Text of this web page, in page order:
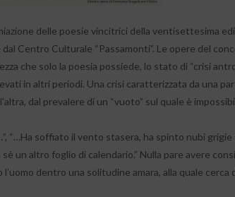
delle poesie vincitrici della ventisettesima
Centro Culturale “Passamonti”. Le opere del
che solo la poesia possiede, lo stato di “crisi
in altri periodi. Una crisi caratterizzata da una
dal prevalere di un “vuoto” sul quale è
“…Ha soffiato il vento stasera, ha spinto nubi grigie
un altro foglio di calendario.” Nulla pare avere
l’uomo dentro una solitudine amara, alla quale